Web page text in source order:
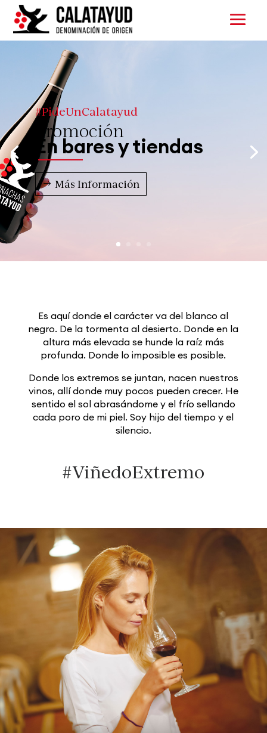
#PideUnCalatayud
Promoción
En bares y tiendas
Más Información
Es aquí donde el carácter va del blanco al
negro. De la tormenta al desierto. Donde en la
altura más elevada se hunde la raíz más
profunda. Donde lo imposible es posible.
Donde los extremos se juntan, nacen nuestros
vinos, allí donde muy pocos pueden crecer. He
sentido el sol abrasándome y el frío sellando
cada poro de mi piel. Soy hijo del tiempo y el
silencio.
#ViñedoExtremo